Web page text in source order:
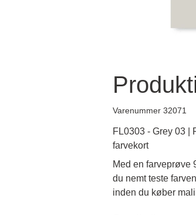
Varenummer 32071
FL0303 - Grey 03 |
farvekort
Med en farveprøve
du nemt teste
inden du køber